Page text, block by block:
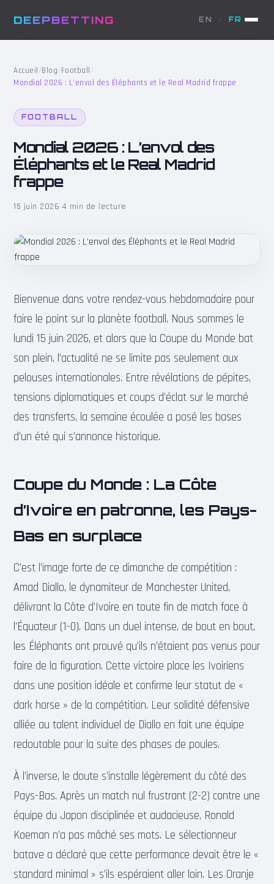
DEEPBETTING EN / FR
Accueil /Blog/Football /
Mondial 2026 : L’envol des Éléphants et le Real Madrid frappe
FOOTBALL
Mondial 2026 : L’envol des
Éléphants et le Real Madrid
frappe
15 juin 2026·4 min de lecture
Bienvenue dans votre rendez-vous hebdomadaire pour
faire le point sur la planète football. Nous sommes le
lundi 15 juin 2026, et alors que la Coupe du Monde bat
son plein, l’actualité ne se limite pas seulement aux
pelouses internationales. Entre révélations de pépites,
tensions diplomatiques et coups d’éclat sur le marché
des transferts, la semaine écoulée a posé les bases
d’un été qui s’annonce historique.
Coupe du Monde : La Côte
d’Ivoire en patronne, les Pays-
Bas en surplace
C’est l’image forte de ce dimanche de compétition :
Amad Diallo, le dynamiteur de Manchester United,
délivrant la Côte d’Ivoire en toute fin de match face à
l’Équateur (1-0). Dans un duel intense, de bout en bout,
les Éléphants ont prouvé qu’ils n’étaient pas venus pour
faire de la figuration. Cette victoire place les Ivoiriens
dans une position idéale et confirme leur statut de «
dark horse » de la compétition. Leur solidité défensive
alliée au talent individuel de Diallo en fait une équipe
redoutable pour la suite des phases de poules.
À l’inverse, le doute s’installe légèrement du côté des
Pays-Bas. Après un match nul frustrant (2-2) contre une
équipe du Japon disciplinée et audacieuse, Ronald
Koeman n’a pas mâché ses mots. Le sélectionneur
batave a déclaré que cette performance devait être le «
standard minimal » s’ils espéraient aller loin. Les Oranje